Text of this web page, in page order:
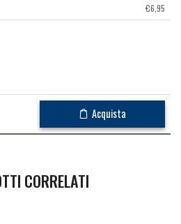
€6,95
Acquista
CORRELATI